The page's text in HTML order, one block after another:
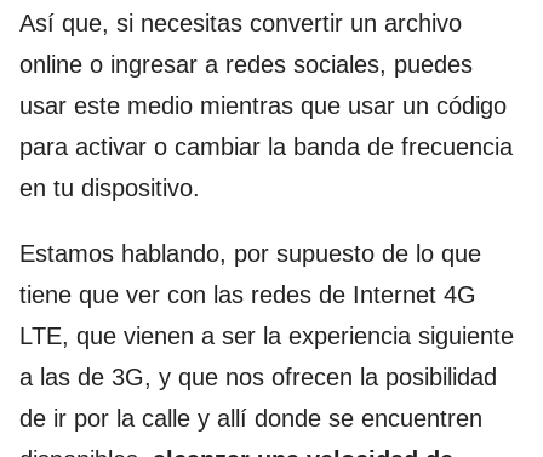
Así que, si necesitas convertir un archivo
online o ingresar a redes sociales, puedes
usar este medio mientras que usar un código
para activar o cambiar la banda de frecuencia
en tu dispositivo.
Estamos hablando, por supuesto de lo que
tiene que ver con las redes de Internet 4G
LTE, que vienen a ser la experiencia siguiente
a las de 3G, y que nos ofrecen la posibilidad
de ir por la calle y allí donde se encuentren